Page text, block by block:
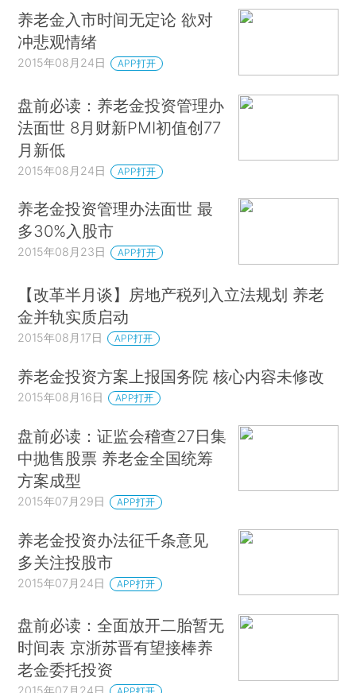
养老金入市时间无定论 欲对
冲悲观情绪
2015年08月24日 APP打开
盘前必读：养老金投资管理办
法面世 8月财新PMI初值创77
月新低
2015年08月24日 APP打开
养老金投资管理办法面世 最
多30%入股市
2015年08月23日 APP打开
【改革半月谈】房地产税列入立法规划 养老
金并轨实质启动
2015年08月17日 APP打开
养老金投资方案上报国务院 核心内容未修改
2015年08月16日 APP打开
盘前必读：证监会稽查27日集
中抛售股票 养老金全国统筹
方案成型
2015年07月29日 APP打开
养老金投资办法征千条意见
多关注投股市
2015年07月24日 APP打开
盘前必读：全面放开二胎暂无
时间表 京浙苏晋有望接棒养
老金委托投资